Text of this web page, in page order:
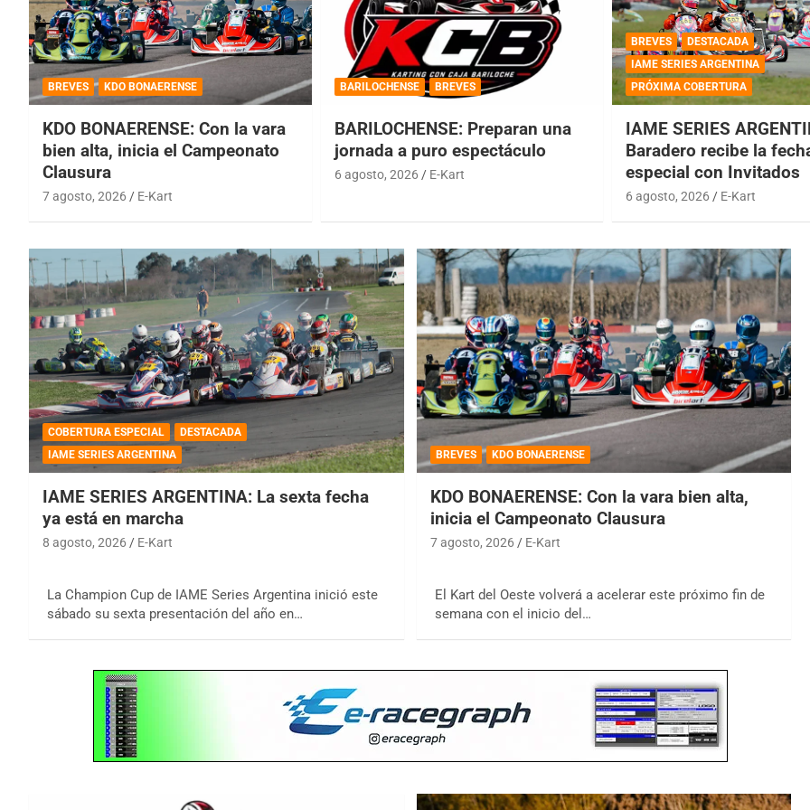
BREVES KDO BONAERENSE
KDO BONAERENSE: Con la vara
bien alta, inicia el Campeonato
Clausura
7 agosto, 2026 E-Kart
BARILOCHENSE BREVES
BARILOCHENSE: Preparan una
jornada a puro espectáculo
6 agosto, 2026 E-Kart
BREVES
DESTACADA
IAME SERIES ARGENTINA
PRÓXIMA COBERTURA
IAME SERIES
Baradero recibe la
especial con Invitados
6 agosto, 2026 E-Kart
COBERTURA ESPECIAL
DESTACADA
IAME SERIES ARGENTINA
IAME SERIES ARGENTINA: La sexta fecha
ya está en marcha
8 agosto, 2026 E-Kart
La Champion Cup de IAME Series Argentina inició este
sábado su sexta presentación del año en…
BREVES KDO BONAERENSE
KDO BONAERENSE: Con la vara bien alta,
inicia el Campeonato Clausura
7 agosto, 2026 E-Kart
El Kart del Oeste volverá a acelerar este próximo fin de
semana con el inicio del…